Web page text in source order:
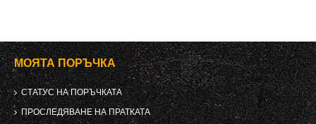
МОЯТА ПОРЪЧКА
СТАТУС НА ПОРЪЧКАТА
ПРОСЛЕДЯВАНЕ НА ПРАТКАТА